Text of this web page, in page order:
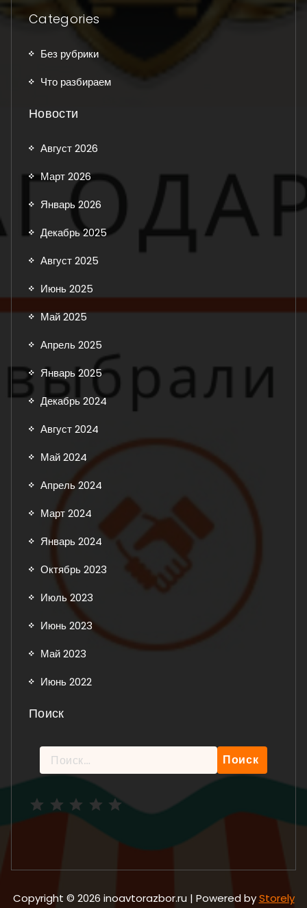
Categories
Без рубрики
Что разбираем
Новости
Август 2026
Март 2026
Январь 2026
Декабрь 2025
Август 2025
Июнь 2025
Май 2025
Апрель 2025
Январь 2025
Декабрь 2024
Август 2024
Май 2024
Апрель 2024
Март 2024
Январь 2024
Октябрь 2023
Июль 2023
Июнь 2023
Май 2023
Июнь 2022
Поиск
Найти:
Copyright © 2026 inoavtorazbor.ru | Powered byStorely